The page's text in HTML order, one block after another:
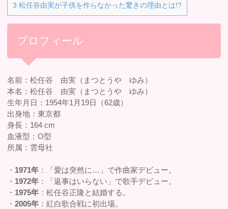
3 松任谷由実が子供を作らなかった驚きの理由とは!?
プロフィール
名前：松任谷 由実（まつとうや ゆみ）
本名：松任谷 由実（まつとうや ゆみ）
生年月日：1954年1月19日（62歳）
出身地：東京都
身長：164 cm
血液型：O型
所属：雲母社
・ 1971年 ：「愛は突然に…」で作曲家デビュー。
・ 1972年 ：「返事はいらない」で歌手デビュー。
・ 1975年 ：松任谷正隆と結婚する。
・2005年 ：紅白歌合戦に初出場。